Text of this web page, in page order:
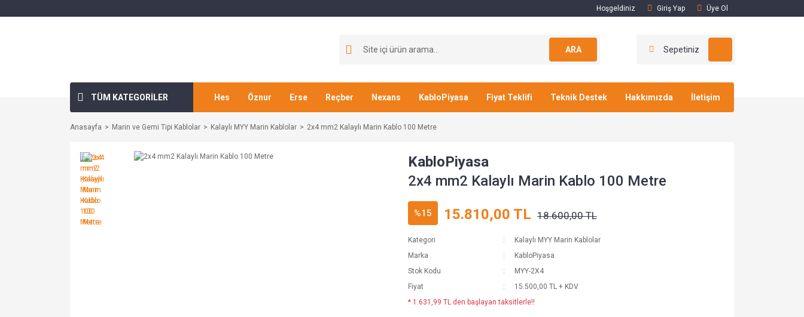
Hoşgeldiniz Giriş Yap Üye Ol
ARA Sepetiniz
TÜM KATEGORİLER Hes Öznur Erse Reçber Nexans KabloPiyasa Fiyat Teklifi Teknik Destek Hakkımızda İletişim
Anasayfa Marin ve Gemi Tipi Kablolar Kalaylı MYY Marin Kablolar 2x4 mm2 Kalaylı Marin Kablo 100 Metre
KabloPiyasa
2x4 mm2 Kalaylı Marin Kablo 100 Metre
%15 15.810,00 TL 18.600,00 TL
Kategori
Kalaylı MYY Marin Kablolar
Marka
KabloPiyasa
Stok Kodu
MYY-2X4
Fiyat
15.500,00 TL + KDV
* 1.631,99 TL den başlayan taksitlerle!!